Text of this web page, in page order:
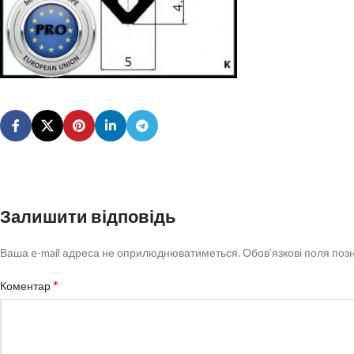
Залишити відповідь
Ваша e-mail адреса не оприлюднюватиметься. Обов’язкові поля
Коментар*